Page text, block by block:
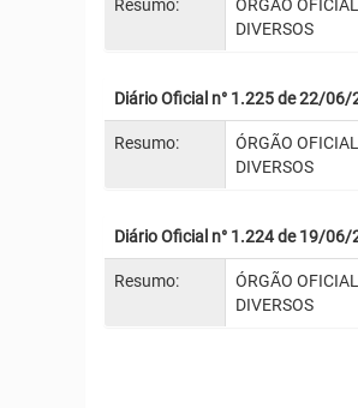
Resumo:
ÓRGÃO
DIVERSOS
Diário Oficial n° 1.225 de 22/06/
Resumo:
ÓRGÃO
DIVERSOS
Diário Oficial n° 1.224 de 19/06/
Resumo:
ÓRGÃO
DIVERSOS